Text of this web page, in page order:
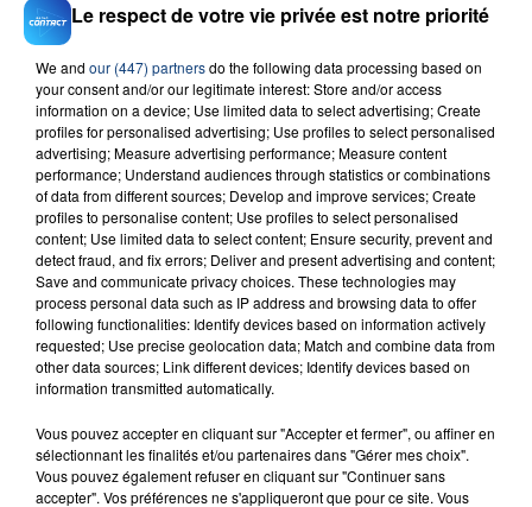
FIL D'ACTU
23 juillet 2026
INCENDIE MORTEL À LENS : UNE FEMME ET
SON BÉBÉ ENTRE LA VIE ET LA...
Un homme s'est immolé par le feu après avoir
aspergé sa compagne et leur bébé de trois mois
d'un liquide inflammable.
Le respect de votre vie privée est notre priorité
We and our (447) partnersdo the following data processing based on
your consent and/or our legitimate interest: Store and/or access
information on a device; Use limited data to select advertising; Create
profiles for personalised advertising; Use profiles to select personalised
advertising; Measure advertising performance; Measure content
performance; Understand audiences through statistics or combinations
of data from different sources; Develop and improve services; Create
profiles to personalise content; Use profiles to select personalised
content; Use limited data to select content; Ensure security, prevent and
detect fraud, and fix errors; Deliver and present advertising and content;
Save and communicate privacy choices. These technologies may
process personal data such as IP address and browsing data to offer
following functionalities: Identify devices based on information actively
requested; Use precise geolocation data; Match and combine data from
other data sources; Link different devices; Identify devices based on
information transmitted automatically.
Vous pouvez accepter en cliquant sur "Accepter et fermer", ou affiner en
sélectionnant les finalités et/ou partenaires dans "Gérer mes choix".
Vous pouvez également refuser en cliquant sur "Continuer sans
accepter". Vos préférences ne s'appliqueront que pour ce site. Vous